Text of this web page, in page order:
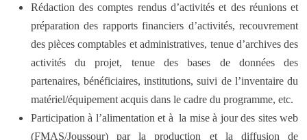
Rédaction des comptes rendus d’activités et des réunions et
préparation des rapports financiers d’activités, recouvrement
des pièces comptables et administratives, tenue d’archives des
activités du projet, tenue des bases de données des
partenaires, bénéficiaires, institutions, suivi de l’inventaire du
matériel/équipement acquis dans le cadre du programme, etc.
Participation à l’alimentation et à la mise à jour des sites web
(FMAS/Joussour) par la production et la diffusion de